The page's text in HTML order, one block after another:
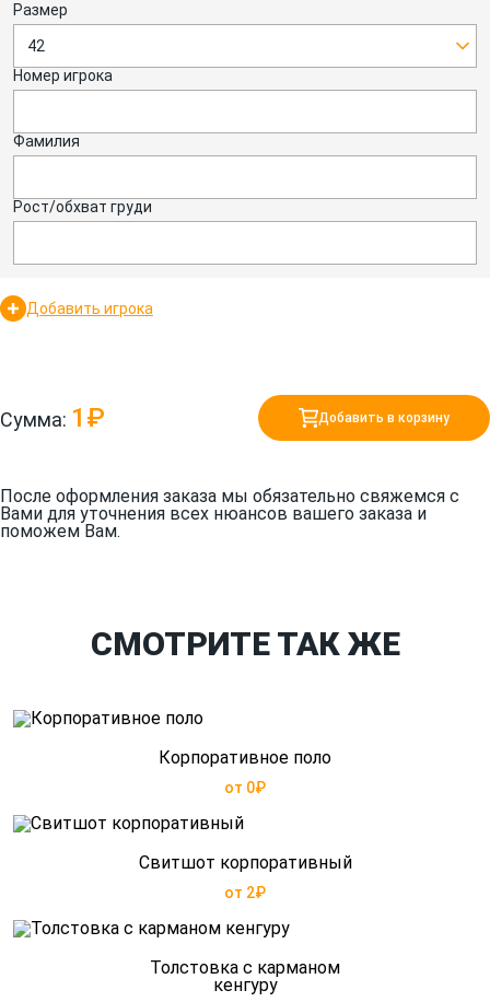
Размер
42
Номер игрока
Фамилия
Рост/обхват груди
Добавить игрока
После оформления заказа мы обязательно свяжемся с
Вами для уточнения всех нюансов вашего заказа и
поможем Вам.
Сумма: 1₽ Добавить в корзину
СМОТРИТЕ ТАК ЖЕ
Корпоративное поло
от 0₽
Свитшот корпоративный
от 2₽
Толстовка с карманом
кенгуру